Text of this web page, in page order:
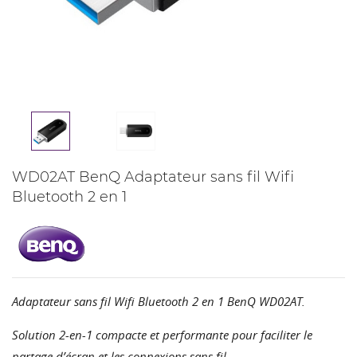
WD02AT BenQ Adaptateur sans fil Wifi
Bluetooth 2 en 1
Adaptateur sans fil Wifi Bluetooth 2 en 1 BenQ WD02AT.
Solution 2-en-1 compacte et performante pour faciliter le